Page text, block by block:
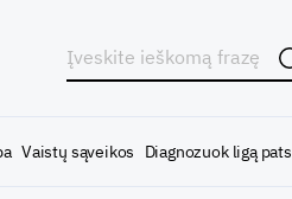
Vaistų sąveikos Diagnozuok ligą pats